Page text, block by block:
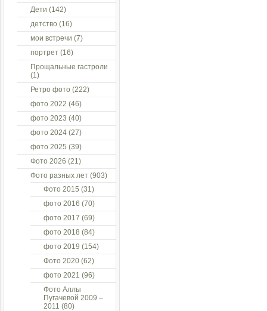
Дети (142)
детство (16)
мои встречи (7)
портрет (16)
Прощальные гастроли
(1)
Ретро фото (222)
фото 2022 (46)
фото 2023 (40)
фото 2024 (27)
фото 2025 (39)
Фото 2026 (21)
Фото разных лет (903)
Фото 2015 (31)
фото 2016 (70)
фото 2017 (69)
фото 2018 (84)
фото 2019 (154)
Фото 2020 (62)
фото 2021 (96)
Фото Аллы
Пугачевой 2009 –
2011 (80)